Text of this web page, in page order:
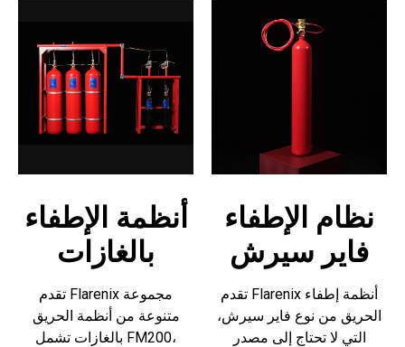
أنظمة الإطفاء
بالغازات
تقدم Flarenix مجموعة
متنوعة من أنظمة الحريق
بالغازات تشمل FM200،
نظام الإطفاء
فاير سيرش
تقدم Flarenix أنظمة إطفاء
الحريق من نوع فاير سيرش،
التي لا تحتاج إلى مصدر